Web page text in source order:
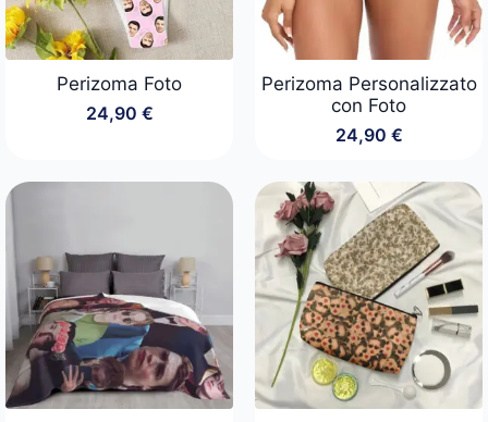
Perizoma Foto
24,90 €
Perizoma Personalizzato
con Foto
24,90 €